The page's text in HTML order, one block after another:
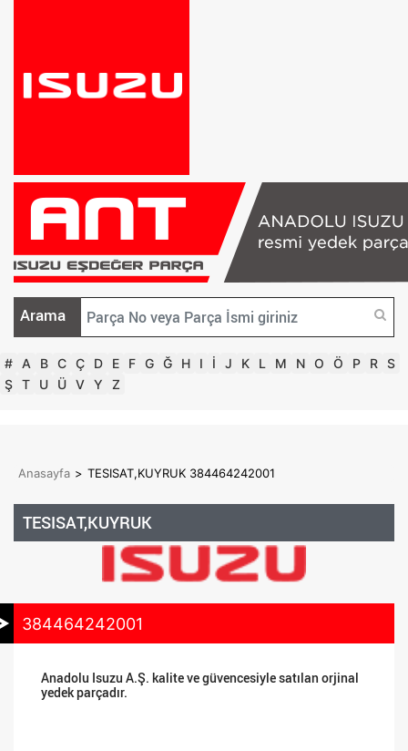
Arama
# A B C Ç D E F G Ğ H I İ J K L M N O Ö P R S
Ş T U Ü V Y Z
Anasayfa > TESISAT,KUYRUK 384464242001
TESISAT,KUYRUK
384464242001
Anadolu Isuzu A.Ş. kalite ve güvencesiyle satılan orjinal
yedek parçadır.